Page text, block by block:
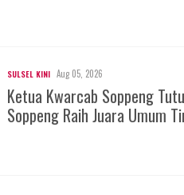
SULSEL KINI Aug 05, 2026
Ketua Kwarcab Soppeng
Soppeng Raih Juara Umum